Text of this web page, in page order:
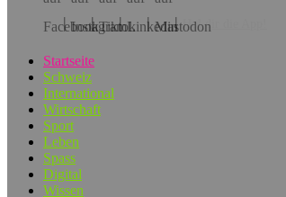
Hol dir die App!
Startseite
Schweiz
International
Wirtschaft
Sport
Leben
Spass
Digital
Wissen